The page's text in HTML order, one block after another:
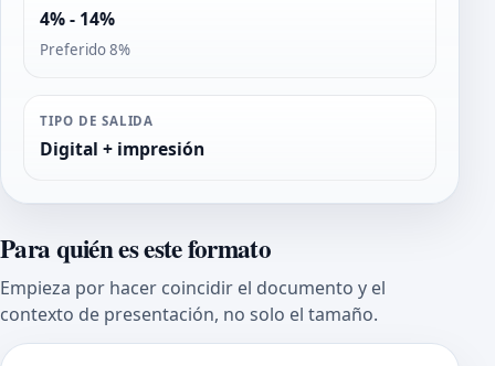
4% - 14%
Preferido 8%
TIPO DE SALIDA
Digital + impresión
Para quién es este formato
Empieza por hacer coincidir el documento y el
contexto de presentación, no solo el tamaño.